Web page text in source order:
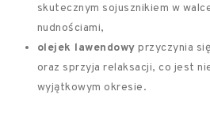
skutecznym sojusznikiem w
nudnościami,
olejek lawendowy przyczynia
oraz sprzyja relaksacji, co jest
wyjątkowym okresie.